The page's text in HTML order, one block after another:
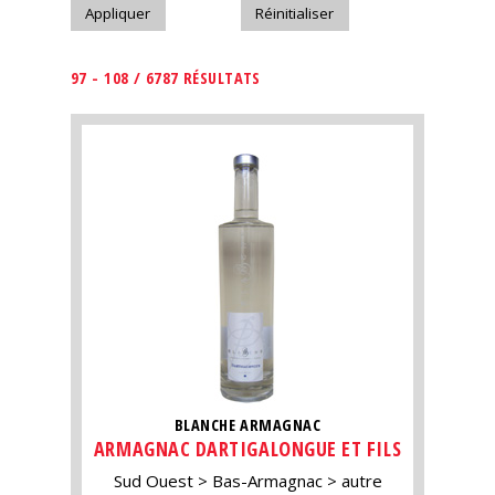
97 - 108 / 6787 RÉSULTATS
BLANCHE ARMAGNAC
ARMAGNAC DARTIGALONGUE ET FILS
Sud Ouest Bas-Armagnac autre